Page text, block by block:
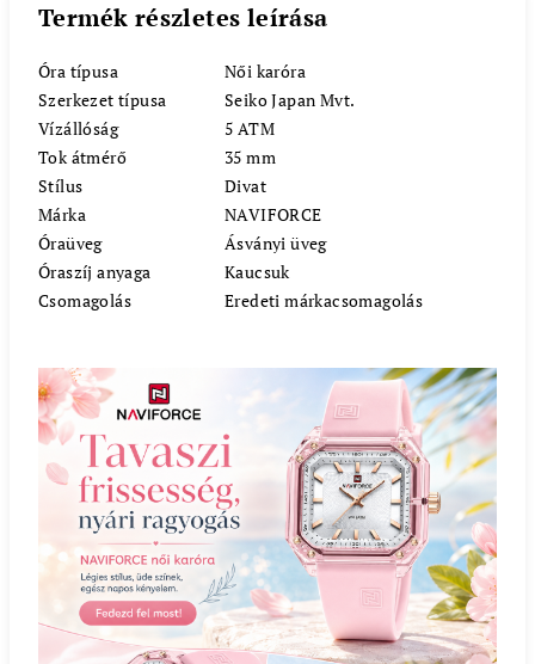
Termék részletes leírása
Óra típusa
Női karóra
Szerkezet típusa
Seiko Japan Mvt.
Vízállóság
5 ATM
Tok átmérő
35 mm
Stílus
Divat
Márka
NAVIFORCE
Óraüveg
Ásványi üveg
Óraszíj anyaga
Kaucsuk
Csomagolás
Eredeti márkacsomagolás